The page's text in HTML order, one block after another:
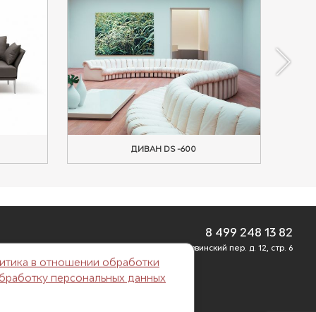
ДИВАН DS -600
в отношении обработки
персональных данных
8 499 248 13 82
г. Москва, Б. Саввинский пер. д. 12, стр. 6